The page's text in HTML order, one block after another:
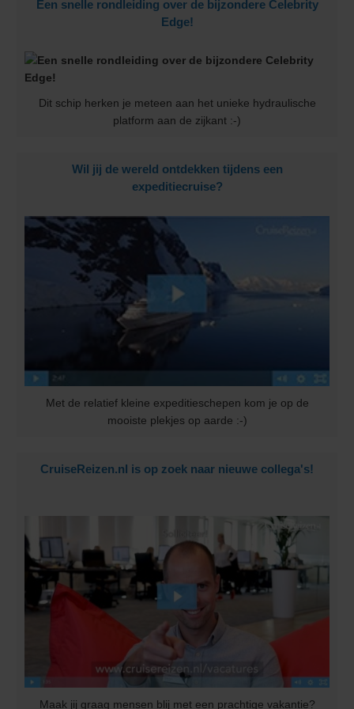
Een snelle rondleiding over de bijzondere Celebrity
Edge!
Dit schip herken je meteen aan het unieke hydraulische
platform aan de zijkant :-)
Wil jij de wereld ontdekken tijdens een
expeditiecruise?
Met de relatief kleine expeditieschepen kom je op de
mooiste plekjes op aarde :-)
CruiseReizen.nl is op zoek naar nieuwe collega's!
Maak jij graag mensen blij met een prachtige vakantie?